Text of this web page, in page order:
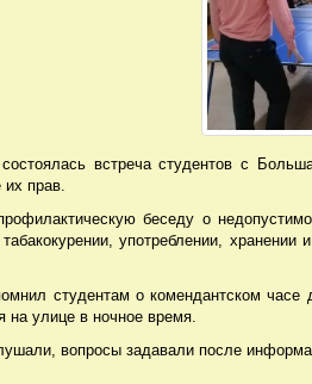
встреча студентов с
их прав.
беседу о
употреблении,
студентам о комендантском
на улице в ночное время.
вопросы задавали после